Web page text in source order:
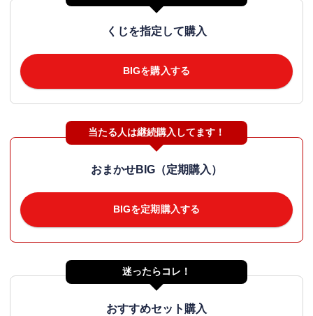
くじを指定して購入
BIGを購入する
当たる人は継続購入してます！
おまかせBIG（定期購入）
BIGを定期購入する
迷ったらコレ！
おすすめセット購入